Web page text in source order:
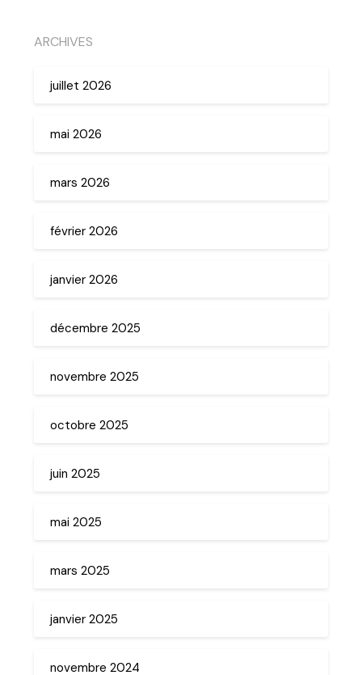
ARCHIVES
juillet 2026
mai 2026
mars 2026
février 2026
janvier 2026
décembre 2025
novembre 2025
octobre 2025
juin 2025
mai 2025
mars 2025
janvier 2025
novembre 2024